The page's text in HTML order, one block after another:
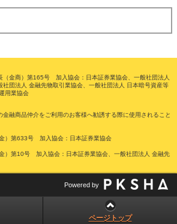
金商）第165号 加入協会：日本証券業協会、一般社団法人
社団法人 金融先物取引業協会、一般社団法人 日本暗号資産等
用業協会
金融商品仲介をご利用のお客様へ勧誘する際に使用されること
）第633号 加入協会：日本証券業協会
）第10号 加入協会：日本証券業協会、一般社団法人 金融先
Powered by
ページトップ